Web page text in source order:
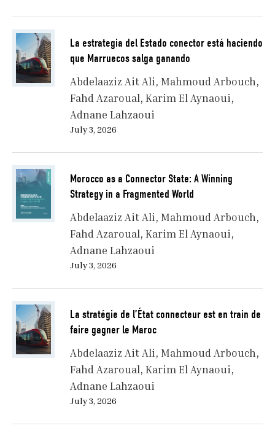
La estrategia del Estado conector está haciendo
que Marruecos salga ganando
Abdelaaziz Ait Ali Mahmoud Arbouch
Fahd Azaroual Karim El Aynaoui
Adnane Lahzaoui
July 3, 2026
Morocco as a Connector State: A Winning
Strategy in a Fragmented World
Abdelaaziz Ait Ali Mahmoud Arbouch
Fahd Azaroual Karim El Aynaoui
Adnane Lahzaoui
July 3, 2026
La stratégie de l’État connecteur est en train de
faire gagner le Maroc
Abdelaaziz Ait Ali Mahmoud Arbouch
Fahd Azaroual Karim El Aynaoui
Adnane Lahzaoui
July 3, 2026